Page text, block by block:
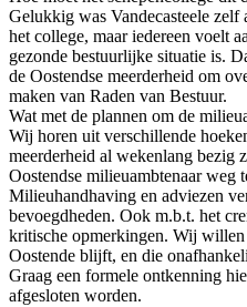
Gelukkig was Vandecasteele
het college, maar iedereen voelt
gezonde bestuurlijke situatie is.
de Oostendse meerderheid om
maken van Raden van Bestuur.
Wat met de plannen om de
Wij horen uit verschillende
meerderheid al wekenlang bezig
Oostendse milieuambtenaar weg
Milieuhandhaving en adviezen
bevoegdheden. Ook m.b.t. het
kritische opmerkingen. Wij
Oostende blijft, en die
Graag een formele ontkenning
afgesloten worden.